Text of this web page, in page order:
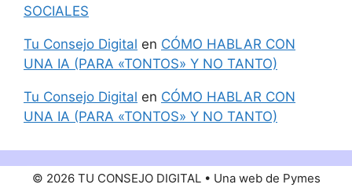
SOCIALES
Tu Consejo Digital en CÓMO HABLAR CON
UNA IA (PARA «TONTOS» Y NO TANTO)
Tu Consejo Digital en CÓMO HABLAR CON
UNA IA (PARA «TONTOS» Y NO TANTO)
© 2026 TU CONSEJO DIGITAL • Una web de Pymes